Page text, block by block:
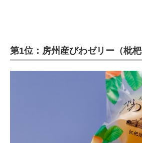
第1位：房州産びわゼリー（枇杷